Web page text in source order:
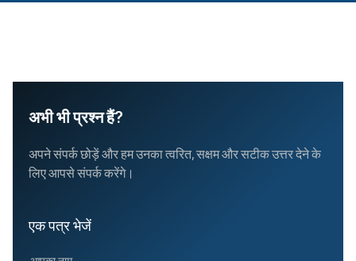
अभी भी प्रश्न हैं?
अपने संपर्क छोड़ें और हम उनका त्वरित, सक्षम और सटीक उत्तर देने के
लिए आपसे संपर्क करेंगे।
एक पत्र भेजें